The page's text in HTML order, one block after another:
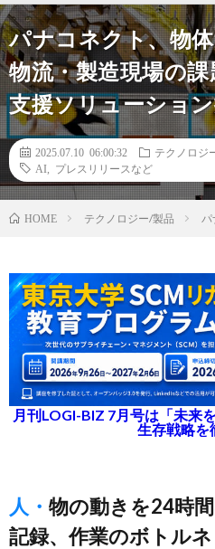
パナコネクト、物
物流・製造現場の
支援ソリューショ
2025.07.10 06:00:32
テクノロジ
AI
プレスリリースなど
HOME テクノロジー/製品 パ
月刊LOGI-BIZ 7月号は「未来
生存戦略を
人・物の動きを24時間365日体制で検知・
記録、作業のボトル